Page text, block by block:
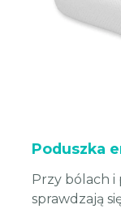
Poduszka
Przy bólach i
sprawdzają